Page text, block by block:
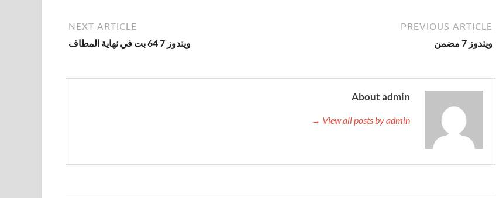
PREVIOUS ARTICLE
ويندوز 7 مضمن
NEXT ARTICLE
ويندوز 7 64 بت في نهاية المطاف
About admin
View all posts by admin →